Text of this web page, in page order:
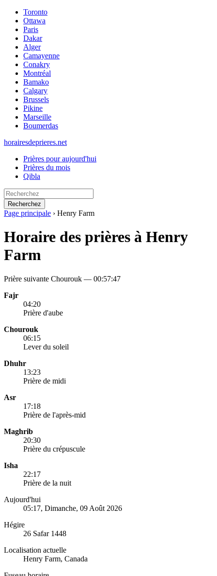
Toronto
Ottawa
Paris
Dakar
Alger
Camayenne
Conakry
Montréal
Bamako
Calgary
Brussels
Pikine
Marseille
Boumerdas
horairesdeprieres.net
Prières pour aujourd'hui
Prières du mois
Qibla
Recherchez
Page principale › Henry Farm
Horaire des prières à Henry
Farm
Prière suivante Chourouk — 00:57:47
Fajr
04:20
Prière d'aube
Chourouk
06:15
Lever du soleil
Dhuhr
13:23
Prière de midi
Asr
17:18
Prière de l'après-mid
Maghrib
20:30
Prière du crépuscule
Isha
22:17
Prière de la nuit
Aujourd'hui
05:17, Dimanche, 09 Août 2026
Hégire
26 Safar 1448
Localisation actuelle
Henry Farm, Canada